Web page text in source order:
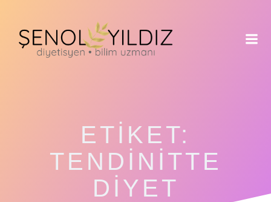
ETIKET:
TENDINITTE
DIYET